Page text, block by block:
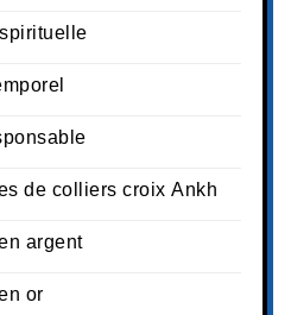
de colliers croix Ankh
argent
or